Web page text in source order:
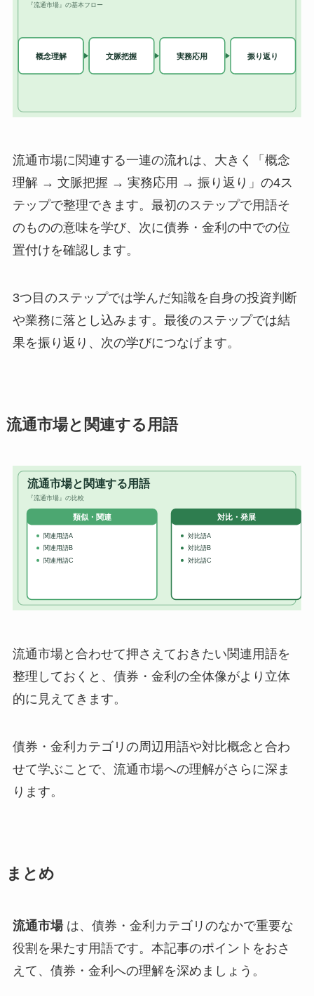
流通市場に関連する一連の流れは、大きく「概念
理解 → 文脈把握 → 実務応用 → 振り返り」の4ス
テップで整理できます。最初のステップで用語そ
のものの意味を学び、次に債券・金利の中での位
置付けを確認します。
3つ目のステップでは学んだ知識を自身の投資判断
や業務に落とし込みます。最後のステップでは結
果を振り返り、次の学びにつなげます。
流通市場と関連する用語
流通市場と合わせて押さえておきたい関連用語を
整理しておくと、債券・金利の全体像がより立体
的に見えてきます。
債券・金利カテゴリの周辺用語や対比概念と合わ
せて学ぶことで、流通市場への理解がさらに深ま
ります。
まとめ
流通市場は、債券・金利カテゴリのなかで重要な
役割を果たす用語です。本記事のポイントをおさ
えて、債券・金利への理解を深めましょう。